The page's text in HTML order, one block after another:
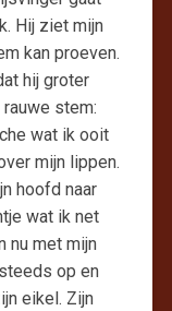
Hij ziet mijn
kan proeven.
hij groter
stem:
wat ik ooit
mijn lippen.
hoofd naar
wat ik net
nu met mijn
op en
eikel. Zijn